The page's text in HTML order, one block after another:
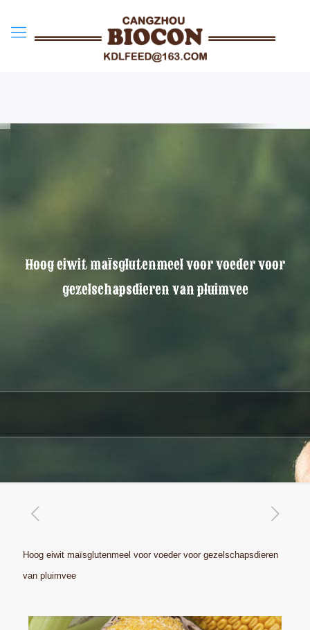
Hoog eiwit maïsglutenmeel voor voeder voor
gezelschapsdieren van pluimvee
Hoog eiwit maïsglutenmeel voor voeder voor gezelschapsdieren
van pluimvee